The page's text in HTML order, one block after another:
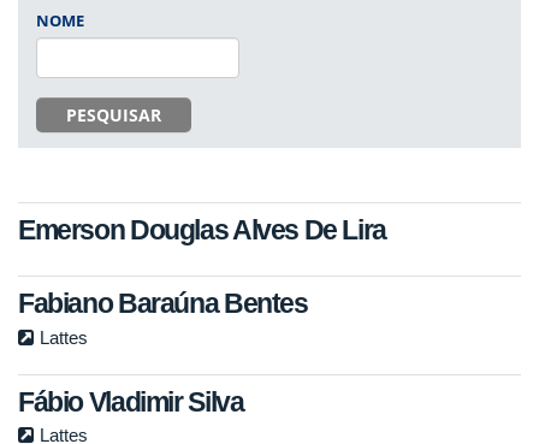
NOME
PESQUISAR
Emerson Douglas Alves De Lira
Fabiano Baraúna Bentes
Lattes
Fábio Vladimir Silva
Lattes